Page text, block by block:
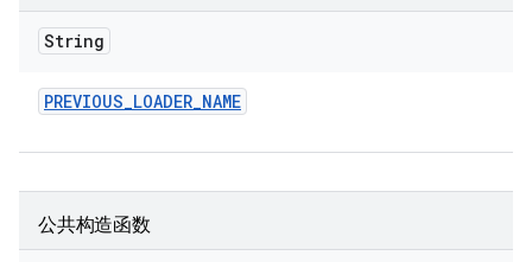
String
PREVIOUS_LOADER_NAME
公共构造函数